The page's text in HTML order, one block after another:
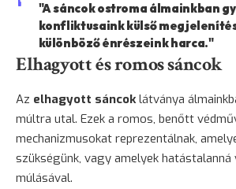
"A sáncok ostroma álmainkban
konfliktusaink külső
különböző énrészeink harca."
Elhagyott és romos sáncok
Az elhagyott sáncoklátványa
múltra utal. Ezek a romos, benőtt
mechanizmusokat reprezentálnak,
szükségünk, vagy amelyek hatástalanná
múlásával.